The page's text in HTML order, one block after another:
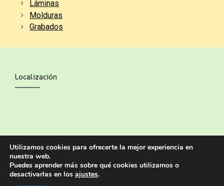
Láminas
Molduras
Grabados
Localización
Utilizamos cookies para ofrecerte la mejor experiencia en
nuestra web.
Puedes aprender más sobre qué cookies utilizamos o
desactivarlas en los ajustes.